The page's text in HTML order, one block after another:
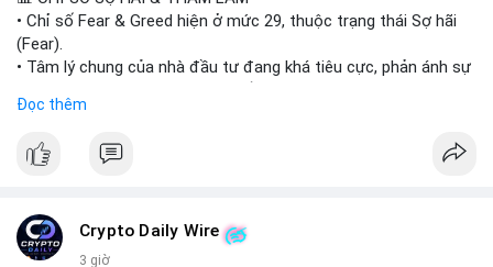
#vlikevn
• Chỉ số Fear & Greed hiện ở mức 29, thuộc trạng thái Sợ hãi
(Fear).
• Tâm lý chung của nhà đầu tư đang khá tiêu cực, phản ánh sự
• CoinGecko Trending: Plume (PLUME), Cash Cat (CASHCAT),
• LunarCrush Trending: Ethereum, Solana, Dogecoin, Polkadot,
Chainlink.
Đọc thêm
Crypto Daily Wire
3 giờ